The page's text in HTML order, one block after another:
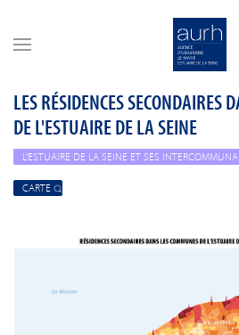
LES RÉSIDENCES SECONDAIRES
DE L'ESTUAIRE DE LA SEINE
L'ESTUAIRE DE LA SEINE ET SES
CARTE